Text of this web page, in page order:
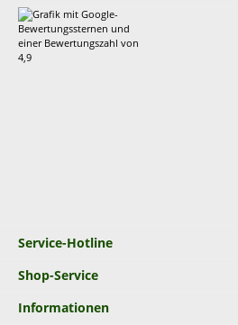
Service-Hotline
Shop-Service
Informationen